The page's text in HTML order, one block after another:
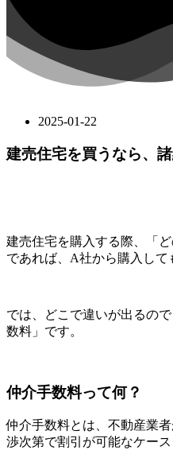
2025-01-22
建売住宅を買うなら、
建売住宅を購入する際、「
であれば、A社から購入して
では、どこで違いが出るの
数料」です。
仲介手数料って何？
仲介手数料とは、不動産業
渉次第で割引が可能なケー